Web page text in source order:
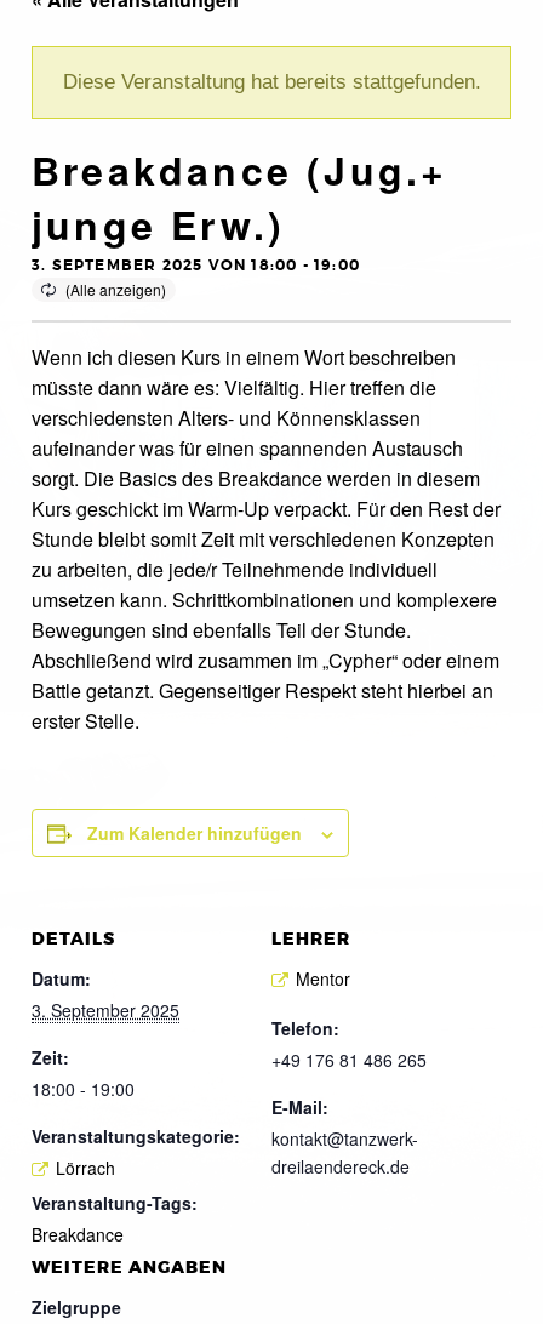
Diese Veranstaltung hat bereits stattgefunden.
Breakdance (Jug.+
junge Erw.)
3. SEPTEMBER 2025 VON 18:00 -19:00
Wenn ich diesen Kurs in einem Wort beschreiben
müsste dann wäre es: Vielfältig. Hier treffen die
verschiedensten Alters- und Könnensklassen
aufeinander was für einen spannenden Austausch
sorgt. Die Basics des Breakdance werden in diesem
Kurs geschickt im Warm-Up verpackt. Für den Rest der
Stunde bleibt somit Zeit mit verschiedenen Konzepten
zu arbeiten, die jede/r Teilnehmende individuell
umsetzen kann. Schrittkombinationen und komplexere
Bewegungen sind ebenfalls Teil der Stunde.
Abschließend wird zusammen im „Cypher“ oder einem
Battle getanzt. Gegenseitiger Respekt steht hierbei an
erster Stelle.
Zum Kalender hinzufügen
DETAILS
Datum:
3. September 2025
Zeit:
18:00 - 19:00
Veranstaltungskategorie:
Lörrach
Veranstaltung-Tags:
Breakdance
LEHRER
Mentor
Telefon:
+49 176 81 486 265
E-Mail:
kontakt@tanzwerk-
dreilaendereck.de
WEITERE ANGABEN
Zielgruppe